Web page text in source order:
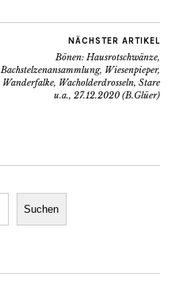
NÄCHSTER ARTIKEL
Bönen: Hausrotschwänze,
Bachstelzenansammlung, Wiesenpieper,
Wanderfalke, Wacholderdrosseln, Stare
u.a., 27.12.2020 (B.Glüer)
Suchen